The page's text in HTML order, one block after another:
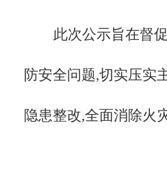
此次公示旨在督
防安全问题,切实压实
隐患整改,全面消除火